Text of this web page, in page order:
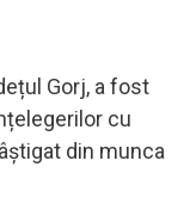
Gorj, a fost
cu
din munca